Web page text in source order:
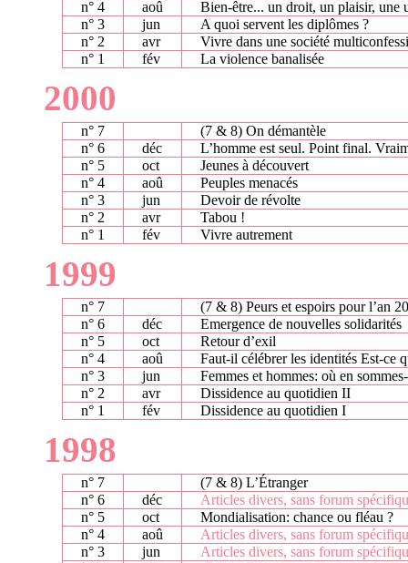
n° 4
aoû
Bien-être... un droit, un plaisir, une
n° 3
jun
A quoi servent les diplômes ?
n° 2
avr
Vivre dans une société
n° 1
fév La violence banalisée
2000
n° 7
(7 & 8) On démantèle
n° 6
déc
L’homme est seul. Point final.
n° 5
oct
Jeunes à découvert
n° 4
aoû
Peuples menacés
n° 3
jun
Devoir de révolte
n° 2
avr
Tabou !
n° 1
fév Vivre autrement
1999
n° 7
(7 & 8) Peurs et espoirs pour l’an
n° 6
déc
Emergence de nouvelles solidarités
n° 5
oct
Retour d’exil
n° 4
aoû
Faut-il célébrer les identités Est-ce
n° 3
jun
Femmes et hommes: où en
n° 2
avr
Dissidence au quotidien II
n° 1
fév Dissidence au quotidien I
1998
n° 7
(7 & 8) L’Étranger
n° 6
déc
Articles divers, sans forum
n° 5
oct
Mondialisation: chance ou fléau ?
n° 4
aoû
Articles divers, sans forum
n° 3
jun
Articles divers, sans forum